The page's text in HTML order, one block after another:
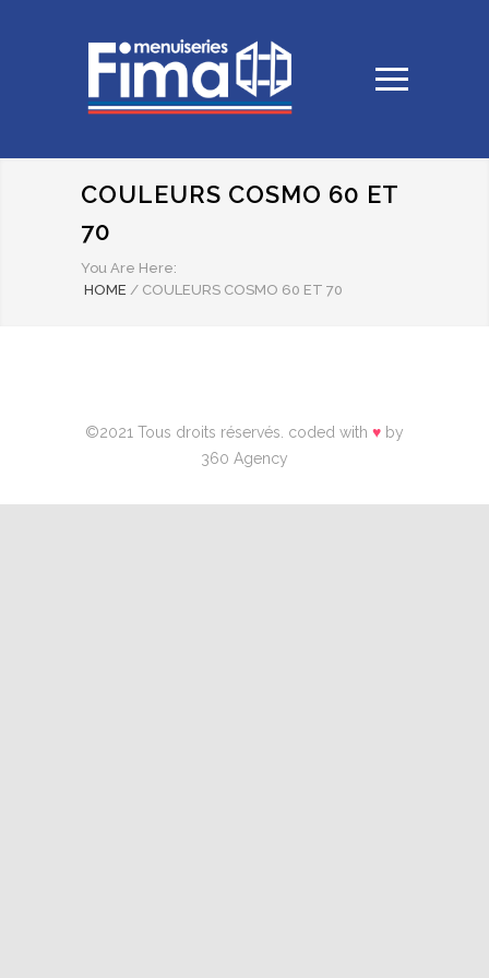
COULEURS COSMO 60 ET
70
You Are Here:
HOME / COULEURS COSMO 60 ET 70
©2021 Tous droits réservés. coded with ♥ by
360 Agency